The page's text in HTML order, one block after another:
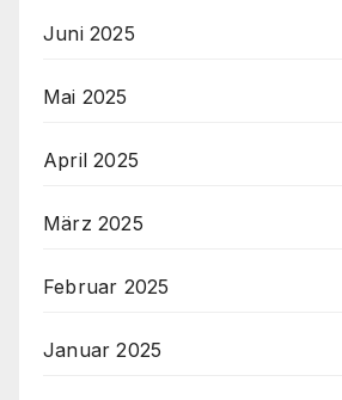
Juni 2025
Mai 2025
April 2025
März 2025
Februar 2025
Januar 2025